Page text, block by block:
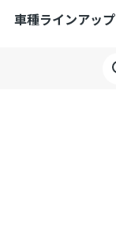
車種ラインアップ